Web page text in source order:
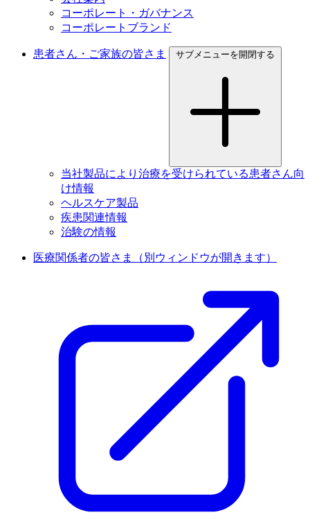
コーポレート・ガバナンス
コーポレートブランド
患者さん・ご家族の皆さま サブメニューを開閉する
当社製品により治療を受けられている患者さん向
け情報
ヘルスケア製品
疾患関連情報
治験の情報
医療関係者の皆さま （別ウィンドウが開きます）